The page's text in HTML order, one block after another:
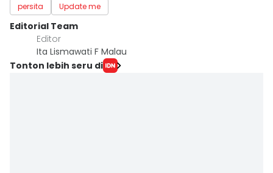
persita Update me
Editorial Team
Editor
Ita Lismawati F Malau
Tonton lebih seru di